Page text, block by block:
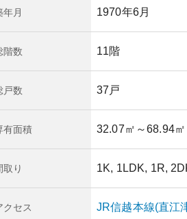
年月 1970年6月
階数 11階
戸数 37戸
有面積 32.07㎡ ～68.94㎡
取り 1K, 1LDK, 1R,
クセス JR信越本線(直江